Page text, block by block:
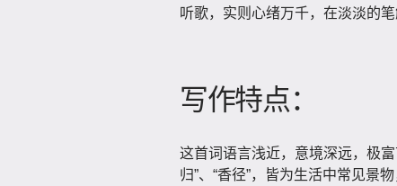
听歌，实则心绪万千，在淡淡的
写作特点：
这首词语言浅近，意境深远，极
归”、“香径”，皆为生活中常见景